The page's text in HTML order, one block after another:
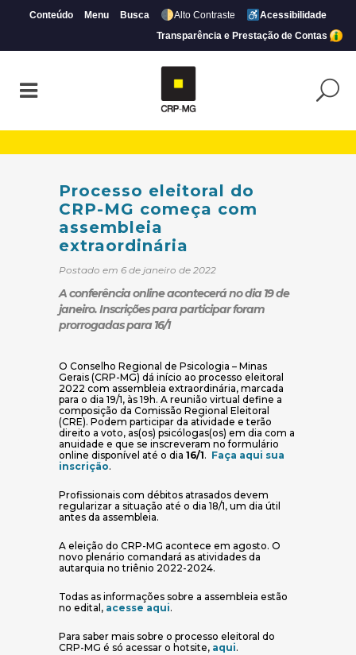
Conteúdo Menu Busca Alto Contraste
Acessibilidade
Transparência e Prestação de Contas
Processo eleitoral do
CRP-MG começa com
assembleia
extraordinária
Postado em 6 de janeiro de 2022
A conferência online acontecerá no dia 19 de
janeiro. Inscrições para participar foram
prorrogadas para 16/1
O Conselho Regional de Psicologia – Minas
Gerais (CRP-MG) dá início ao processo eleitoral
2022 com assembleia extraordinária, marcada
para o dia 19/1, às 19h. A reunião virtual define a
composição da Comissão Regional Eleitoral
(CRE). Podem participar da atividade e terão
direito a voto, as(os) psicólogas(os) em dia com a
anuidade e que se inscreveram no formulário
online disponível até o dia 16/1. Faça aqui sua
inscrição(abre em nova janela)
.
Profissionais com débitos atrasados devem
regularizar a situação até o dia 18/1, um dia útil
antes da assembleia.
A eleição do CRP-MG acontece em agosto. O
novo plenário comandará as atividades da
autarquia no triênio 2022-2024.
Todas as informações sobre a assembleia estão
no edital, acesse aqui(abre em nova janela)
.
Para saber mais sobre o processo eleitoral do
CRP-MG é só acessar o hotsite, aqui(abre em nova janela)
.